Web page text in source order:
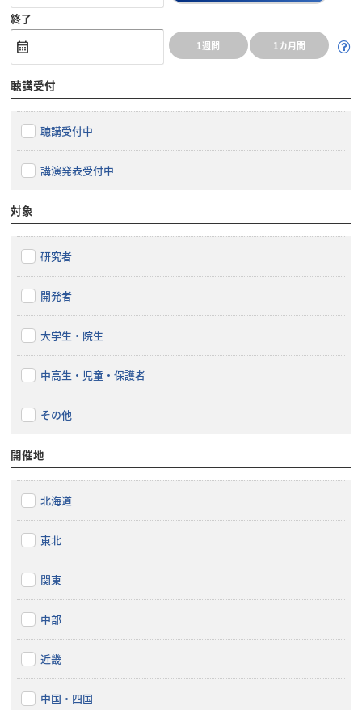
終了
1週間 1カ月間
聴講受付
聴講受付中
講演発表受付中
対象
研究者
開発者
大学生・院生
中高生・児童・保護者
その他
開催地
北海道
東北
関東
中部
近畿
中国・四国